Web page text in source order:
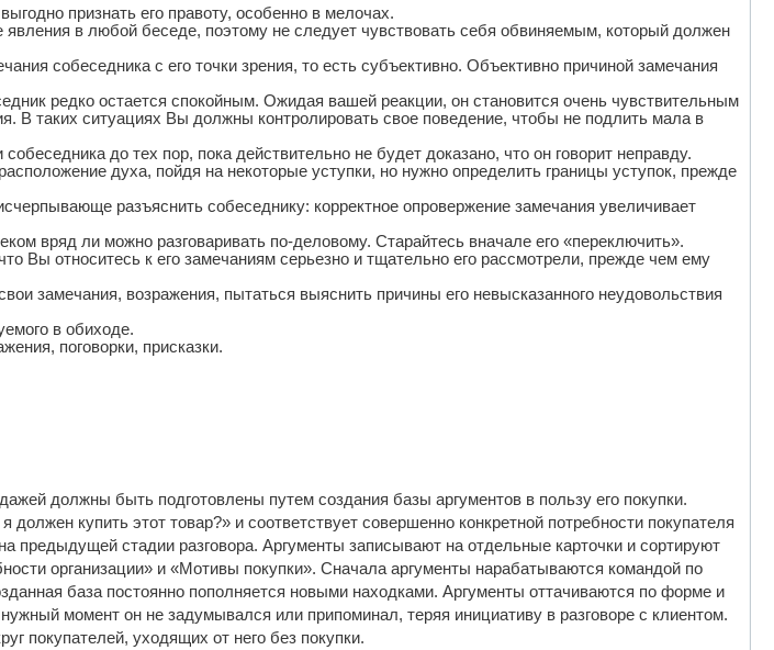
признать его правоту, особенно в мелочах.
в любой беседе, поэтому не следует чувствовать себя обвиняемым, который должен
собеседника с его точки зрения, то есть субъективно. Объективно причиной замечания
редко остается спокойным. Ожидая вашей реакции, он становится очень чувствительным
В таких ситуациях Вы должны контролировать свое поведение, чтобы не подлить мала в
до тех пор, пока действительно не будет доказано, что он говорит неправду.
духа, пойдя на некоторые уступки, но нужно определить границы уступок, прежде
разъяснить собеседнику: корректное опровержение замечания увеличивает
вряд ли можно разговаривать по-деловому. Старайтесь вначале его «переключить».
Вы относитесь к его замечаниям серьезно и тщательно его рассмотрели, прежде чем ему
замечания, возражения, пытаться выяснить причины его невысказанного неудовольствия
в обиходе.
поговорки, присказки.
должны быть подготовлены путем создания базы аргументов в пользу его покупки.
купить этот товар?» и соответствует совершенно конкретной потребности покупателя
предыдущей стадии разговора. Аргументы записывают на отдельные карточки и сортируют
организации» и «Мотивы покупки». Сначала аргументы нарабатываются командой по
база постоянно пополняется новыми находками. Аргументы оттачиваются по форме и
момент он не задумывался или припоминал, теряя инициативу в разговоре с клиентом.
покупателей, уходящих от него без покупки.